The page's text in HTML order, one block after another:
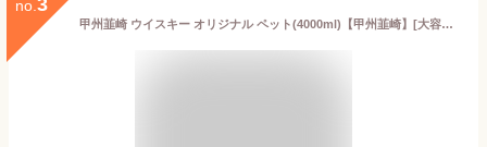
no.
甲州韮崎 ウイスキー オリジナル ペット(4000ml)【甲州韮崎】[大容量 4L 日本 業務用]